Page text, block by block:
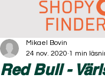
Red Bull -
Mikael Bovin
24 nov. 2020 1 min